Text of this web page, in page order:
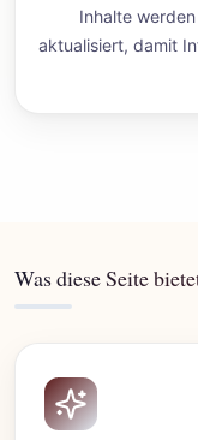
Inhalte
aktualisiert, damit
Was diese Seite